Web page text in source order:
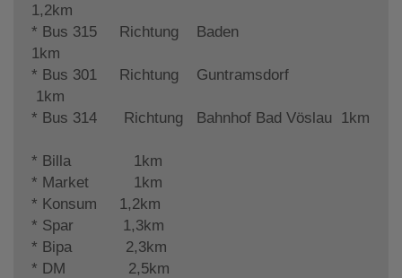
1,2km
* Bus 315 Richtung Baden
1km
* Bus 301 Richtung Guntramsdorf
1km
* Bus 314 Richtung Bahnhof Bad Vöslau 1km
* Billa 1km
* Market 1km
* Konsum 1,2km
* Spar 1,3km
* Bipa 2,3km
* DM 2,5km